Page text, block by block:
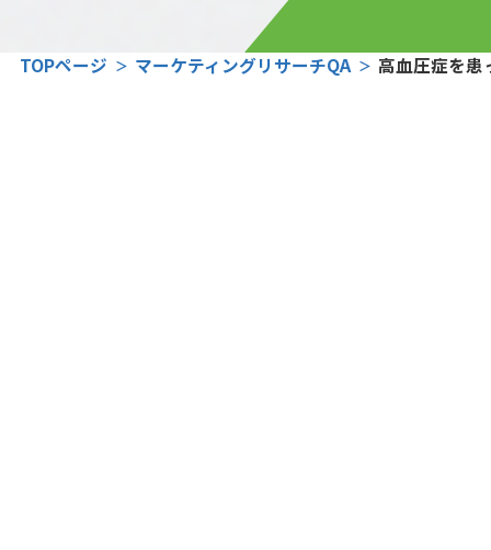
TOPページ マーケティングリサーチQA 高血圧症を患